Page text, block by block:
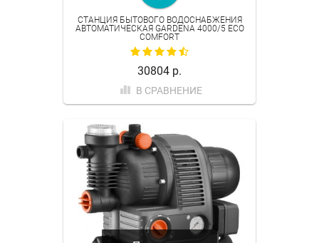
СТАНЦИЯ БЫТОВОГО ВОДОСНАБЖЕНИЯ
АВТОМАТИЧЕСКАЯ GARDENA 4000/5 ECO
COMFORT
30804 р.
В СРАВНЕНИЕ